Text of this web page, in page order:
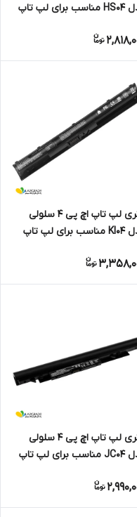
مدل HS04 مناسب برای لپ تاپ
240/245/246/250/255/256/
باتری لپ تاپ اچ پی 4 سلولی
مدل KI04 مناسب برای لپ تاپ
باتری لپ تاپ اچ پی 4 سلولی
مدل JC04 مناسب برای لپ تاپ